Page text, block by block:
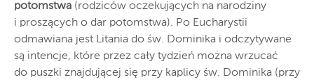
potomstwa (rodziców oczekujących na narodziny
i proszących o dar potomstwa). Po Eucharystii
odmawiana jest Litania do św. Dominika i odczytywane
są intencje, które przez cały tydzień można wrzucać
do puszki znajdującej się przy kaplicy św. Dominika (przy